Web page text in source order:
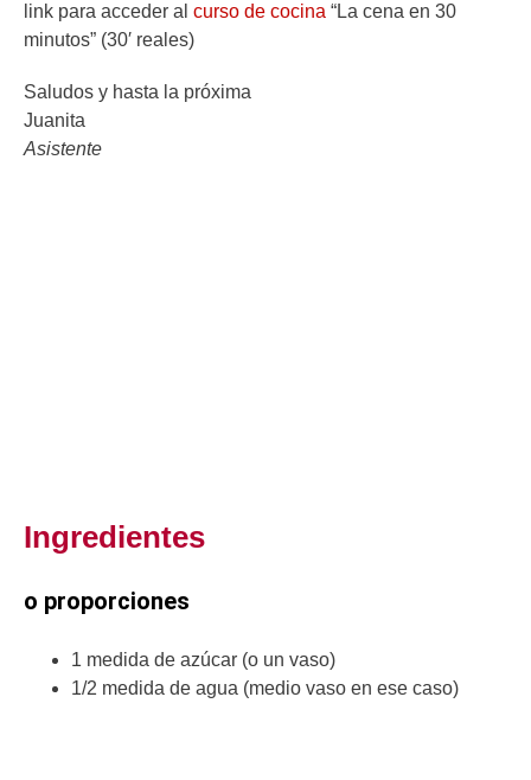
link para acceder al curso de cocina “La cena en 30
minutos” (30′ reales)
Saludos y hasta la próxima
Juanita
Asistente
Ingredientes
o proporciones
1 medida de azúcar (o un vaso)
1/2 medida de agua (medio vaso en ese caso)